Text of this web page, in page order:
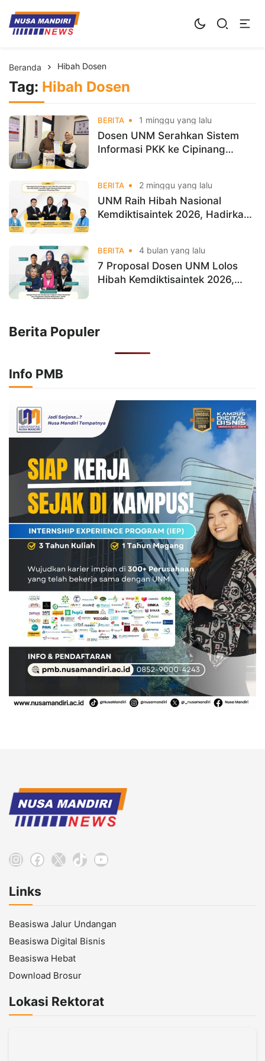
Kampus Digital Bisnis
Universitas Nusa Mandiri
Beranda Hibah Dosen
Tag: Hibah Dosen
BERITA 1 minggu yang lalu
Dosen UNM Serahkan Sistem
Informasi PKK ke Cipinang
BERITA 2 minggu yang lalu
UNM Raih Hibah Nasional
Kemdiktisaintek 2026, Hadirkan
BERITA 4 bulan yang lalu
7 Proposal Dosen UNM Lolos
Hibah Kemdiktisaintek 2026,
Berita Populer
Info PMB
Instagram
Facebook
X TikTokYouTube
Links
Beasiswa Jalur Undangan
Beasiswa Digital Bisnis
Beasiswa Hebat
Download Brosur
Lokasi Rektorat